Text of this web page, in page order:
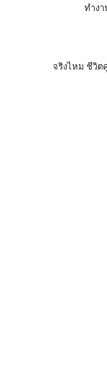
ทำง
จริงไหม ชีวิต